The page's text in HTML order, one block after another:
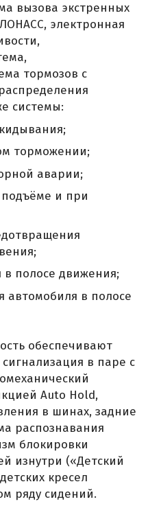
вызова экстренных
электронная
тормозов с
системы:
торможении;
аварии;
и при
полосе движения;
автомобиля в полосе
обеспечивают
в паре с
Auto Hold,
в шинах, задние
распознавания
блокировки
изнутри («Детский
кресел
ряду сидений.